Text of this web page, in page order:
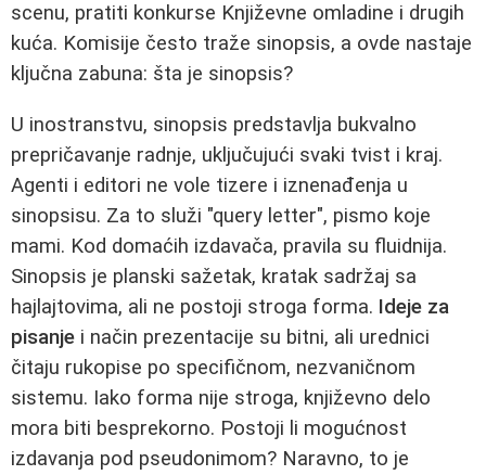
scenu, pratiti konkurse Književne omladine i drugih
kuća. Komisije često traže sinopsis, a ovde nastaje
ključna zabuna: šta je sinopsis?
U inostranstvu, sinopsis predstavlja bukvalno
prepričavanje radnje, uključujući svaki tvist i kraj.
Agenti i editori ne vole tizere i iznenađenja u
sinopsisu. Za to služi "query letter", pismo koje
mami. Kod domaćih izdavača, pravila su fluidnija.
Sinopsis je planski sažetak, kratak sadržaj sa
hajlajtovima, ali ne postoji stroga forma. Ideje za
pisanje i način prezentacije su bitni, ali urednici
čitaju rukopise po specifičnom, nezvaničnom
sistemu. Iako forma nije stroga, književno delo
mora biti besprekorno. Postoji li mogućnost
izdavanja pod pseudonimom? Naravno, to je